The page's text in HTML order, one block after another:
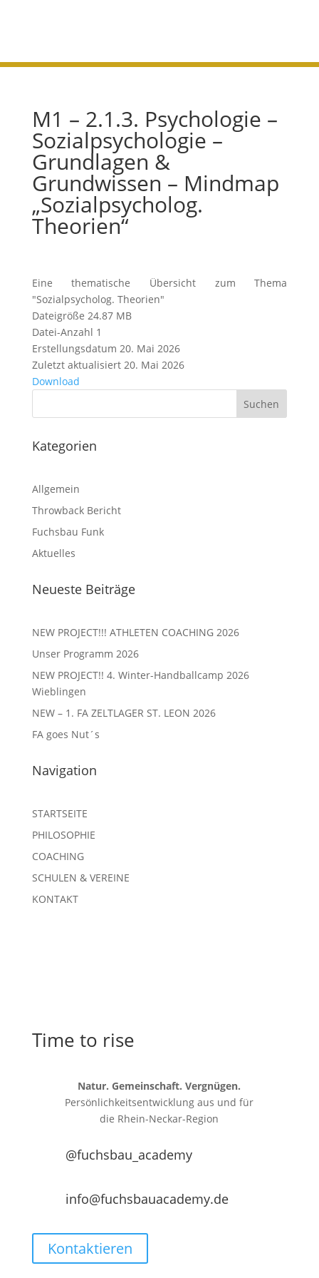
M1 – 2.1.3. Psychologie –
Sozialpsychologie –
Grundlagen &
Grundwissen – Mindmap
„Sozialpsycholog.
Theorien“
Eine thematische Übersicht zum Thema
"Sozialpsycholog. Theorien"
Dateigröße 24.87 MB
Datei-Anzahl 1
Erstellungsdatum 20. Mai 2026
Zuletzt aktualisiert 20. Mai 2026
Download
Kategorien
Allgemein
Throwback Bericht
Fuchsbau Funk
Aktuelles
Neueste Beiträge
NEW PROJECT!!! ATHLETEN COACHING 2026
Unser Programm 2026
NEW PROJECT!! 4. Winter-Handballcamp 2026
Wieblingen
NEW – 1. FA ZELTLAGER ST. LEON 2026
FA goes Nut´s
Navigation
STARTSEITE
PHILOSOPHIE
COACHING
SCHULEN & VEREINE
KONTAKT
Time to rise
Natur. Gemeinschaft. Vergnügen.
Persönlichkeitsentwicklung aus und für
die Rhein-Neckar-Region
@fuchsbau_academy
info@fuchsbauacademy.de
Kontaktieren